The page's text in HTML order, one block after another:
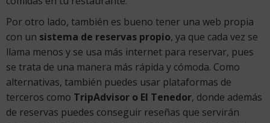
Por otro lado, también es bueno tener una web propia
con un sistema de reservas propio, ya que cada vez se
llama menos y se usa más internet para reservar, pues
se trata de una manera más rápida y cómoda. Como
alternativas, también puedes usar plataformas de
terceros como TripAdvisor o El Tenedor, donde además
de reservas puedes conseguir reseñas que servirán